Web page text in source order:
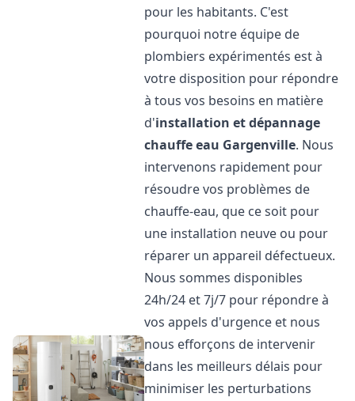
pour les habitants. C'est
pourquoi notre équipe de
plombiers expérimentés est à
votre disposition pour répondre
à tous vos besoins en matière
d'installation et dépannage
chauffe eau Gargenville. Nous
intervenons rapidement pour
résoudre vos problèmes de
chauffe-eau, que ce soit pour
une installation neuve ou pour
réparer un appareil défectueux.
Nous sommes disponibles
24h/24 et 7j/7 pour répondre à
vos appels d'urgence et nous
nous efforçons de intervenir
dans les meilleurs délais pour
minimiser les perturbations